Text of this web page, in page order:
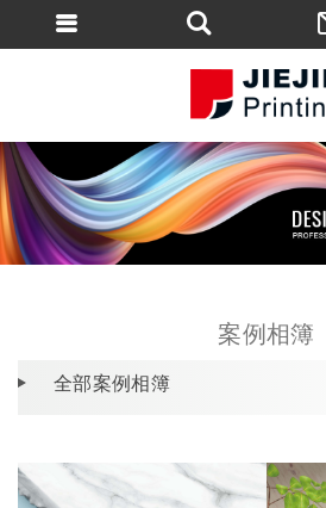
案例相簿
全部案例相簿